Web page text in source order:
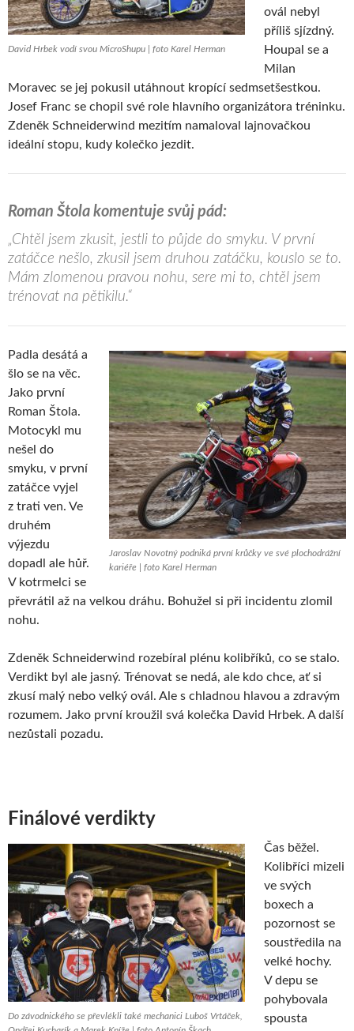
David Hrbek vodí svou MicroShupu | foto Karel Herman
ovál nebyl
příliš sjízdný.
Houpal se a
Milan
Moravec se jej pokusil utáhnout kropící sedmsetšestkou.
Josef Franc se chopil své role hlavního organizátora tréninku.
Zdeněk Schneiderwind mezitím namaloval lajnovačkou
ideální stopu, kudy kolečko jezdit.
Roman Štola komentuje svůj pád:
„Chtěl jsem zkusit, jestli to půjde do smyku. V první
zatáčce nešlo, zkusil jsem druhou zatáčku, kouslo se to.
Mám zlomenou pravou nohu, sere mi to, chtěl jsem
trénovat na pětikilu.“
Jaroslav Novotný podniká první krůčky ve své plochodrážní
kariéře | foto Karel Herman
Padla desátá a
šlo se na věc.
Jako první
Roman Štola.
Motocykl mu
nešel do
smyku, v první
zatáčce vyjel
z trati ven. Ve
druhém
výjezdu
dopadl ale hůř.
V kotrmelci se
převrátil až na velkou dráhu. Bohužel si při incidentu zlomil
nohu.
Zdeněk Schneiderwind rozebíral plénu kolibříků, co se stalo.
Verdikt byl ale jasný. Trénovat se nedá, ale kdo chce, ať si
zkusí malý nebo velký ovál. Ale s chladnou hlavou a zdravým
rozumem. Jako první kroužil svá kolečka David Hrbek. A další
nezůstali pozadu.
Finálové verdikty
Do závodnického se převlékli také mechanici Luboš Vrtáček,
Čas běžel.
Kolibříci mizeli
ve svých
boxech a
pozornost se
soustředila na
velké hochy.
V depu se
pohybovala
spousta